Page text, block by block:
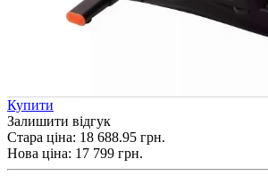
Купити
Залишити відгук
Стара ціна: 18 688.95 грн.
Нова ціна: 17 799 грн.